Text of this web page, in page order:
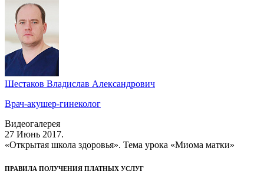
Шестаков Владислав Александрович
Врач-акушер-гинеколог
Видеогалерея
27 Июнь 2017.
«Открытая школа здоровья». Тема урока «Миома матки»
ПРАВИЛА ПОЛУЧЕНИЯ ПЛАТНЫХ УСЛУГ